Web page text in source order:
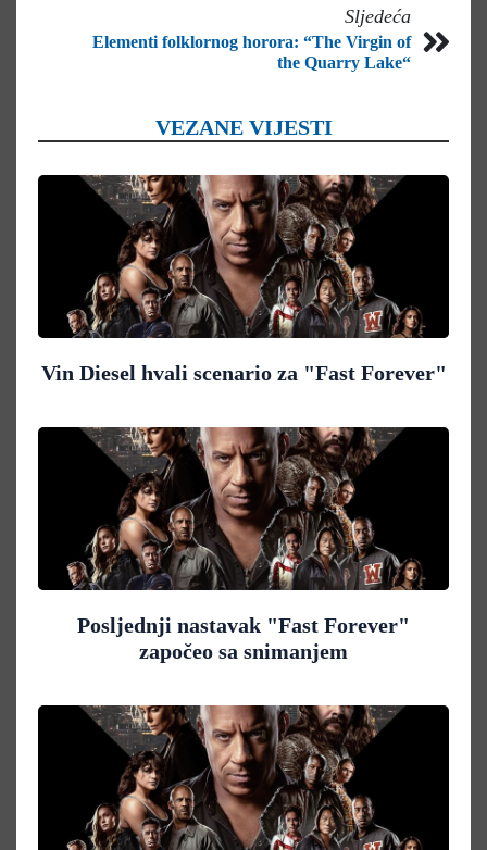
Sljedeća
Elementi folklornog horora: “The Virgin of
the Quarry Lake“
VEZANE VIJESTI
Vin Diesel hvali scenario za "Fast Forever"
Posljednji nastavak "Fast Forever"
započeo sa snimanjem